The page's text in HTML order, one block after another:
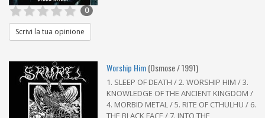
0
Scrivi la tua opinione
Worship Him(Osmose / 1991)
1. SLEEP OF DEATH / 2. WORSHIP HIM / 3.
KNOWLEDGE OF THE ANCIENT KINGDOM /
4. MORBID METAL / 5. RITE OF CTHULHU / 6.
THE BLACK FACE / 7. INTO THE